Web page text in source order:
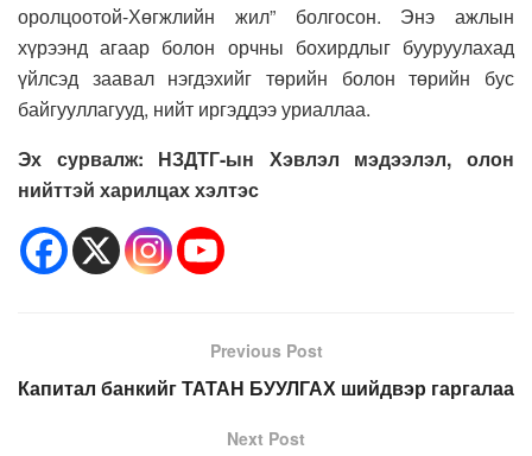
оролцоотой-Хөгжлийн жил” болгосон. Энэ ажлын
хүрээнд агаар болон орчны бохирдлыг бууруулахад
үйлсэд заавал нэгдэхийг төрийн болон төрийн бус
байгууллагууд, нийт иргэддээ уриаллаа.
Эх сурвалж: НЗДТГ-ын Хэвлэл мэдээлэл, олон
нийттэй харилцах хэлтэс
Previous Post
Капитал банкийг ТАТАН БУУЛГАХ шийдвэр гаргалаа
Next Post